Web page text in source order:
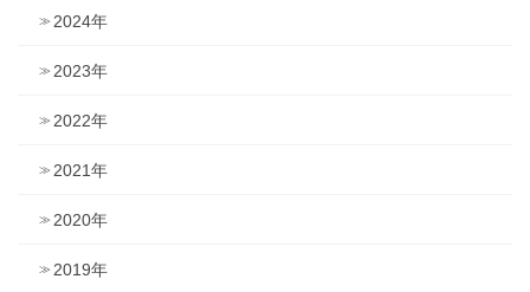
2024年
2023年
2022年
2021年
2020年
2019年